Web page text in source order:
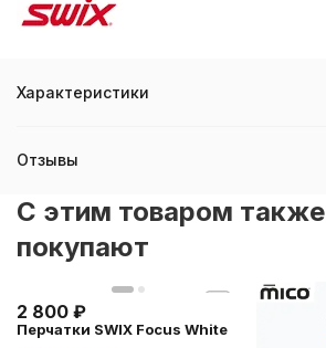
Характеристики
Отзывы
C этим товаром также
покупают
2 800 ₽
Перчатки SWIX Focus White